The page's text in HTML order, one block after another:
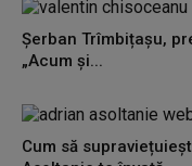
Șerban Trîmbițașu,
„Acum și...
Cum să